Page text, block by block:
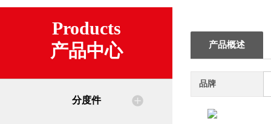
Products
产品中心
分度件
产品概述
品牌